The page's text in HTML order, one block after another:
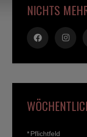
NICHTS
*Pflichtfeld